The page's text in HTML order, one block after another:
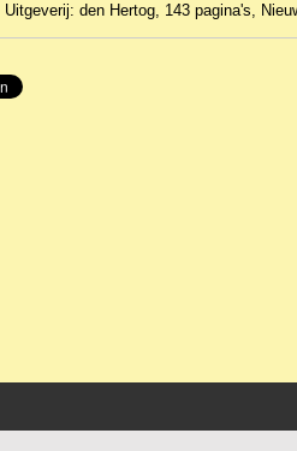
Uitgeverij: den Hertog, 143 pagina's,